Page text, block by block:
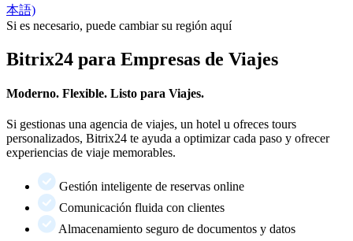
本語)
Si es necesario, puede cambiar su región aquí
Bitrix24 para Empresas de Viajes
Moderno. Flexible. Listo para Viajes.
Si gestionas una agencia de viajes, un hotel u ofreces tours
personalizados, Bitrix24 te ayuda a optimizar cada paso y ofrecer
experiencias de viaje memorables.
Gestión inteligente de reservas online
Comunicación fluida con clientes
Almacenamiento seguro de documentos y datos